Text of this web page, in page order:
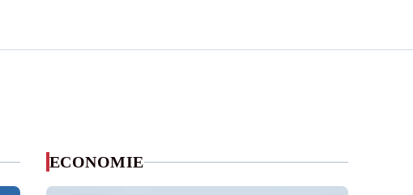
ECONOMIE